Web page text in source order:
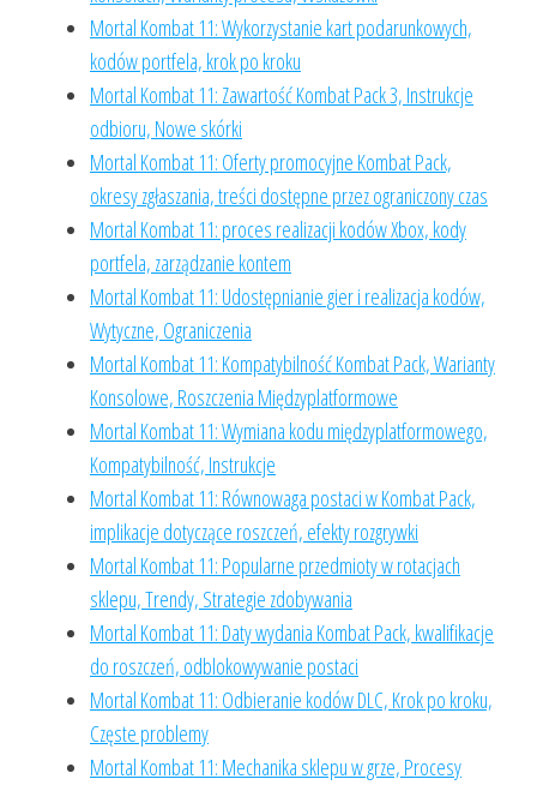
Mortal Kombat 11: Wykorzystanie kart podarunkowych,
kodów portfela, krok po kroku
Mortal Kombat 11: Zawartość Kombat Pack 3, Instrukcje
odbioru, Nowe skórki
Mortal Kombat 11: Oferty promocyjne Kombat Pack,
okresy zgłaszania, treści dostępne przez ograniczony czas
Mortal Kombat 11: proces realizacji kodów Xbox, kody
portfela, zarządzanie kontem
Mortal Kombat 11: Udostępnianie gier i realizacja kodów,
Wytyczne, Ograniczenia
Mortal Kombat 11: Kompatybilność Kombat Pack, Warianty
Konsolowe, Roszczenia Międzyplatformowe
Mortal Kombat 11: Wymiana kodu międzyplatformowego,
Kompatybilność, Instrukcje
Mortal Kombat 11: Równowaga postaci w Kombat Pack,
implikacje dotyczące roszczeń, efekty rozgrywki
Mortal Kombat 11: Popularne przedmioty w rotacjach
sklepu, Trendy, Strategie zdobywania
Mortal Kombat 11: Daty wydania Kombat Pack, kwalifikacje
do roszczeń, odblokowywanie postaci
Mortal Kombat 11: Odbieranie kodów DLC, Krok po kroku,
Częste problemy
Mortal Kombat 11: Mechanika sklepu w grze, Procesy